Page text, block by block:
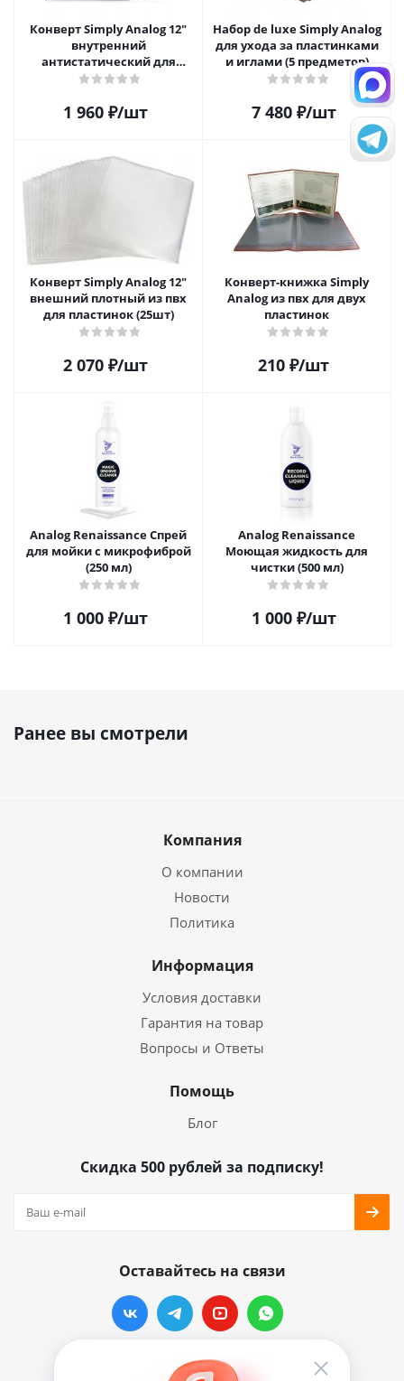
Конверт Simply Analog 12"
внутренний
антистатический для
пластинок (25 шт)
1 960₽/шт
Набор de luxe Simply Analog
для ухода за пластинками
и иглами (5 предметов)
7 480₽/шт
Конверт Simply Analog 12"
внешний плотный из пвх
для пластинок (25шт)
2 070₽/шт
Конверт-книжка Simply
Analog из пвх для двух
пластинок
210 ₽/шт
Analog Renaissance Спрей
для мойки с микрофиброй
(250 мл)
1 000₽/шт
Analog Renaissance
Моющая жидкость для
чистки (500 мл)
1 000₽/шт
Ранее вы смотрели
Компания
О компании
Новости
Политика
Информация
Условия доставки
Гарантия на товар
Вопросы и Ответы
Помощь
Блог
Скидка 500 рублей за подписку!
Оставайтесь на связи
Наши контакты